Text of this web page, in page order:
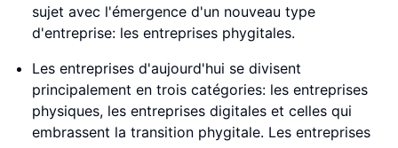
sujet avec l'émergence d'un nouveau type
d'entreprise: les entreprises phygitales.
Les entreprises d'aujourd'hui se divisent
principalement en trois catégories: les entreprises
physiques, les entreprises digitales et celles qui
embrassent la transition phygitale. Les entreprises